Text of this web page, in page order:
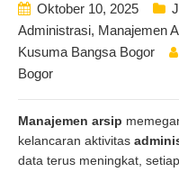
Oktober 10, 2025
Administrasi, Manajemen
Kusuma Bangsa Bogor
Bogor
Manajemen arsip
kelancaran aktivitas
data terus meningkat,